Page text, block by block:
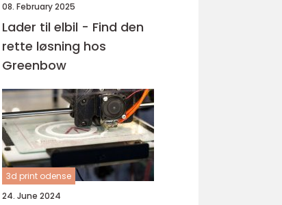
08. February 2025
Lader til elbil - Find den
rette løsning hos
Greenbow
3d print odense
24. June 2024